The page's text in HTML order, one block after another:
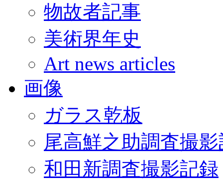
物故者記事
美術界年史
Art news articles
画像
ガラス乾板
尾高鮮之助調査撮
和田新調査撮影記録